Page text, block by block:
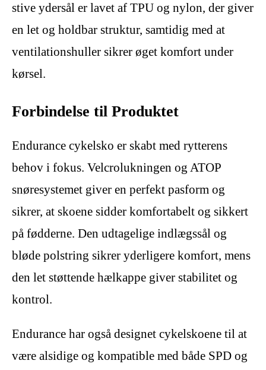
stive ydersål er lavet af TPU og nylon, der giver
en let og holdbar struktur, samtidig med at
ventilationshuller sikrer øget komfort under
kørsel.
Forbindelse til Produktet
Endurance cykelsko er skabt med rytterens
behov i fokus. Velcrolukningen og ATOP
snøresystemet giver en perfekt pasform og
sikrer, at skoene sidder komfortabelt og sikkert
på fødderne. Den udtagelige indlægssål og
bløde polstring sikrer yderligere komfort, mens
den let støttende hælkappe giver stabilitet og
kontrol.
Endurance har også designet cykelskoene til at
være alsidige og kompatible med både SPD og